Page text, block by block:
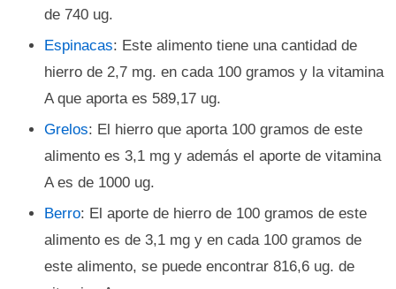
de 740 ug.
Espinacas: Este alimento tiene una cantidad de
hierro de 2,7 mg. en cada 100 gramos y la vitamina
A que aporta es 589,17 ug.
Grelos: El hierro que aporta 100 gramos de este
alimento es 3,1 mg y además el aporte de vitamina
A es de 1000 ug.
Berro: El aporte de hierro de 100 gramos de este
alimento es de 3,1 mg y en cada 100 gramos de
este alimento, se puede encontrar 816,6 ug. de